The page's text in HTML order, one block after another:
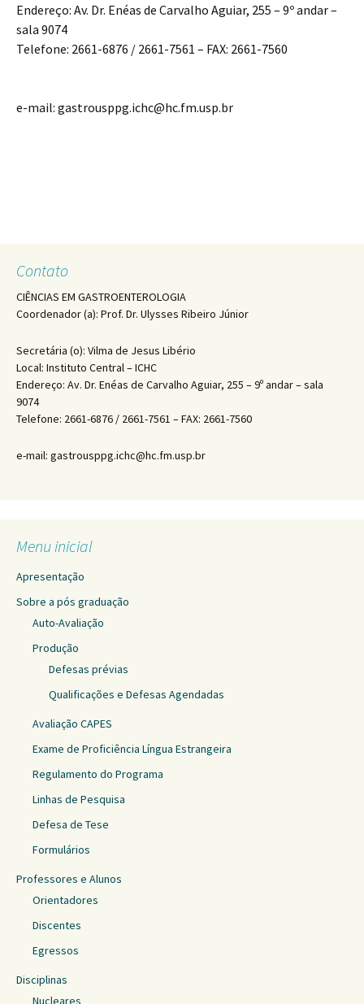
Endereço: Av. Dr. Enéas de Carvalho Aguiar, 255 – 9º andar –
sala 9074
Telefone: 2661-6876 / 2661-7561 – FAX: 2661-7560
e-mail: gastrousppg.ichc@hc.fm.usp.br
Contato
CIÊNCIAS EM GASTROENTEROLOGIA
Coordenador (a): Prof. Dr. Ulysses Ribeiro Júnior
Secretária (o): Vilma de Jesus Libério
Local: Instituto Central – ICHC
Endereço: Av. Dr. Enéas de Carvalho Aguiar, 255 – 9º andar – sala
9074
Telefone: 2661-6876 / 2661-7561 – FAX: 2661-7560
e-mail: gastrousppg.ichc@hc.fm.usp.br
Menu inicial
Apresentação
Sobre a pós graduação
Auto-Avaliação
Produção
Defesas prévias
Qualificações e Defesas Agendadas
Avaliação CAPES
Exame de Proficiência Língua Estrangeira
Regulamento do Programa
Linhas de Pesquisa
Defesa de Tese
Formulários
Professores e Alunos
Orientadores
Discentes
Egressos
Disciplinas
Nucleares